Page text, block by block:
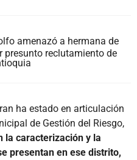
amenazó a hermana de
presunto reclutamiento de
ha estado en articulación
de Gestión del Riesgo,
la caracterización y la
presentan en ese distrito,